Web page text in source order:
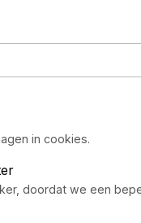
in cookies.
doordat we een